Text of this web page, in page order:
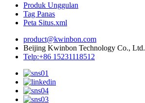
Produk Unggulan
Tag Panas
Peta Situs.xml
product@kwinbon.com
Beijing Kwinbon Technology Co., Ltd.
Telp:+86 15231118512